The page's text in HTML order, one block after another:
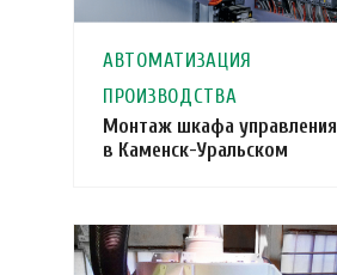
АВТОМАТИЗАЦИЯ
ПРОИЗВОДСТВА
Монтаж шкафа управления
в Каменск-Уральском